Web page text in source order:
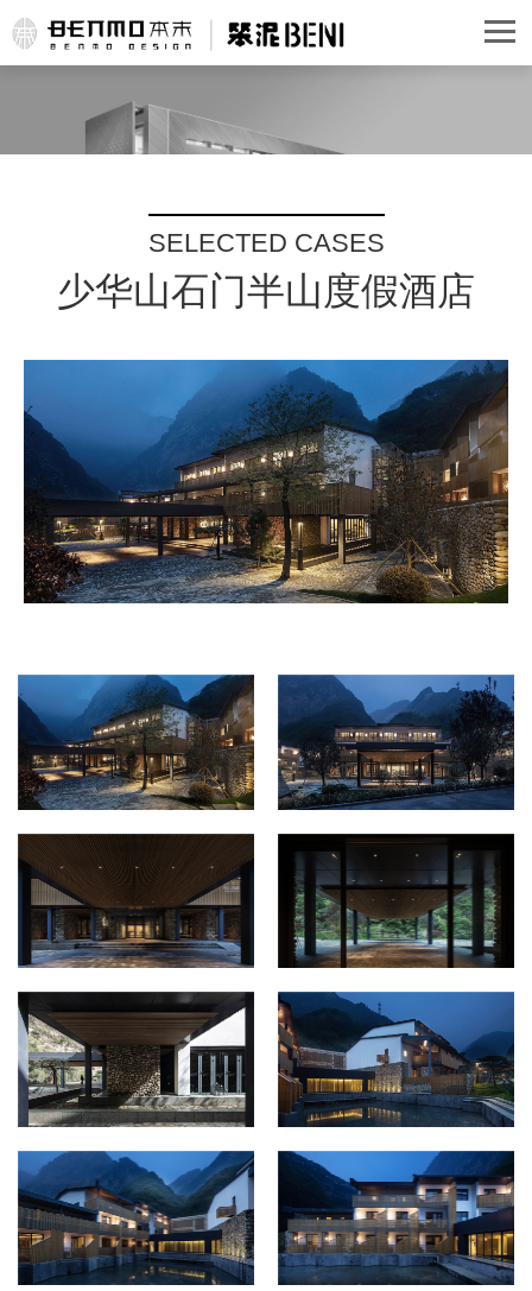
SELECTED CASES
少华山石门半山度假酒店